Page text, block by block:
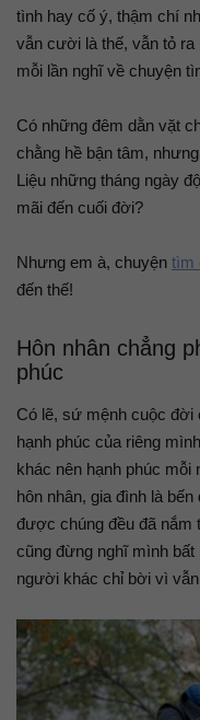
tình hay cố ý, thậm chí
vẫn cười là thế, vẫn tỏ
mỗi lần nghĩ về chuyện
Có những đêm dằn vặt
chằng hề bận tâm,
Liệu những tháng ngày
mãi đến cuối đời?
Nhưng em à, chuyện tìm
đến thế!
Hôn nhân chẳng
phúc
Có lẽ, sứ mệnh cuộc đời
hạnh phúc của riêng
khác nên hạnh phúc mỗi
hôn nhân, gia đình là
được chúng đều đã nắm
cũng đừng nghĩ mình
người khác chỉ bời vì